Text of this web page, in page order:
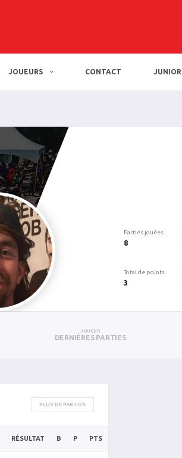
JOUEURS CONTACT JUNIOR
Parties jouées
8
Total de points
3
JOUEUR
DERNIÈRES PARTIES
PLUS DE PARTIES
RÉSULTAT B P PTS